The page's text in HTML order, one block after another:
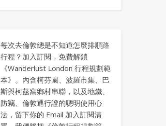
每次去倫敦總是不知道怎麼排順路
行程？加入訂閱，免費解鎖
《Wanderlust London 行程規劃範
本》。內含柯芬園、波羅市集、巴
斯與柯茲窩鄉村串聯，以及地鐵、
防竊、倫敦通行證的聰明使用心
法，留下你的 Email 加入訂閱清